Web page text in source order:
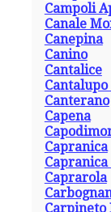
Campoli
Canale
Canepina
Canino
Cantalice
Canterano
Capena
Capranica
Caprarola
Carpineto